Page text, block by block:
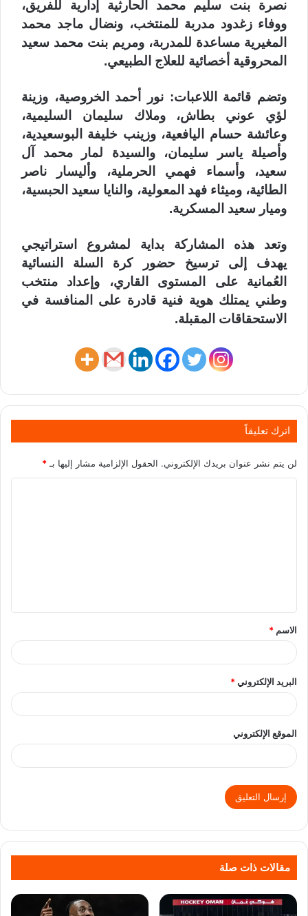
نصرة بنت سليم محمد الحارثية إدارية للفريق،
ووفاء زغدود مدربة للمنتخب، ونضال ماجد محمد
المغيرية مساعدة للمدربة، ومريم بنت محمد سعيد
المحروقية أخصائية للعلاج الطبيعي.
وتضم قائمة اللاعبات: نور أحمد الخروصية، وزينة
لؤي عوني بطاش، وملاك سليمان السليمية،
وعائشة حسام اليافعية، وزينب خليفة البوسعيدية،
وأصيلة ياسر سليمان، والسيدة لمار محمد آل
سعيد، وأسماء فهمي الحرملية، وأليسار ناصر
الطائية، وميثاء فهد المعولية، والنايا سعيد الحبسية،
وميار سعيد المسكرية.
وتعد هذه المشاركة بداية لمشروع استراتيجي
يهدف إلى ترسيخ حضور كرة السلة النسائية
العُمانية على المستوى القاري، وإعداد منتخب
وطني يمتلك هوية فنية قادرة على المنافسة في
الاستحقاقات المقبلة.
اترك تعليقاً
لن يتم نشر عنوان بريدك الإلكتروني. الحقول الإلزامية مشار إليها بـ *
الاسم *
البريد الإلكتروني*
الموقع الإلكتروني
مقالات ذات صلة